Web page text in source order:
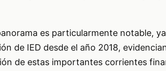
es particularmente notable,
de IED desde el año 2018,
de estas importantes corrientes